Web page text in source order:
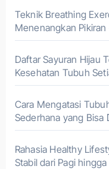
Teknik Breathing
Menenangkan
Daftar Sayuran Hijau
Kesehatan Tubuh
Cara Mengatasi
Sederhana yang Bisa
Rahasia Healthy
Stabil dari Pagi